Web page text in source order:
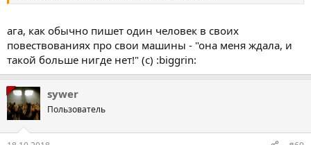
ага, как обычно пишет один человек в своих
повествованиях про свои машины - "она меня ждала, и
такой больше нигде нет!" (с) :biggrin:
sywer
Пользователь